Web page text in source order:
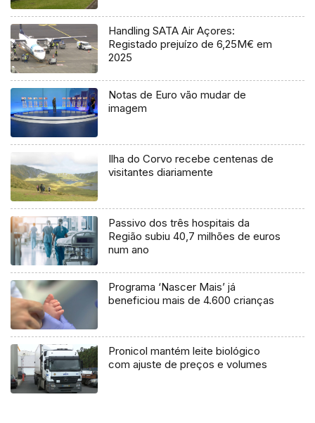
Handling SATA Air Açores:
Registado prejuízo de 6,25M€ em
2025
Notas de Euro vão mudar de
imagem
Ilha do Corvo recebe centenas de
visitantes diariamente
Passivo dos três hospitais da
Região subiu 40,7 milhões de euros
num ano
Programa ‘Nascer Mais’ já
beneficiou mais de 4.600 crianças
Pronicol mantém leite biológico
com ajuste de preços e volumes